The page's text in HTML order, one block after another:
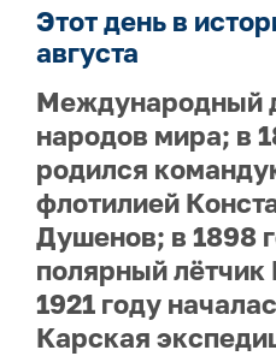
Этот день в
августа
Международный
народов мира; в
родился
флотилией
Душенов; в 1898
полярный
1921 году
Карская